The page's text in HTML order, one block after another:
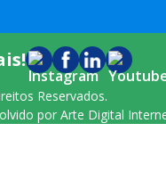
Reservados.
por Arte Digital